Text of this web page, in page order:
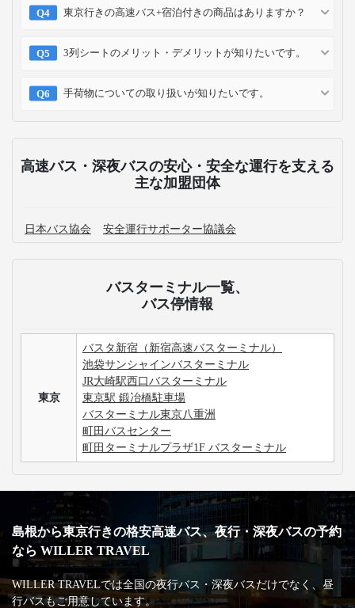
東京行きの高速バス+宿泊付きの商品はありますか？
3列シートのメリット・デメリットが知りたいです。
手荷物についての取り扱いが知りたいです。
高速バス・深夜バスの安心・安全な運行を支える
主な加盟団体
日本バス協会 安全運行サポーター協議会
バスターミナル一覧、
バス停情報
東京
バスタ新宿（新宿高速バスターミナル）
池袋サンシャインバスターミナル
JR大崎駅西口バスターミナル
東京駅 鍛冶橋駐車場
バスターミナル東京八重洲
町田バスセンター
町田ターミナルプラザ1F バスターミナル
島根から東京行きの格安高速バス、夜行・深夜バスの予約
なら WILLER TRAVEL
WILLER TRAVELでは全国の夜行バス・深夜バスだけでなく、昼
行バスもご用意しています。